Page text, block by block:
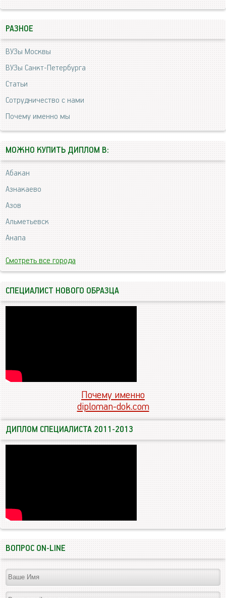
РАЗНОЕ
ВУЗы Москвы
ВУЗы Санкт-Петербурга
Статьи
Сотрудничество с нами
Почему именно мы
МОЖНО КУПИТЬ ДИПЛОМ В:
Абакан
Азнакаево
Азов
Альметьевск
Анапа
Смотреть все города
СПЕЦИАЛИСТ НОВОГО ОБРАЗЦА
Почему именно
diploman-dok.com
ДИПЛОМ СПЕЦИАЛИСТА 2011-2013
ВОПРОС ON-LINE